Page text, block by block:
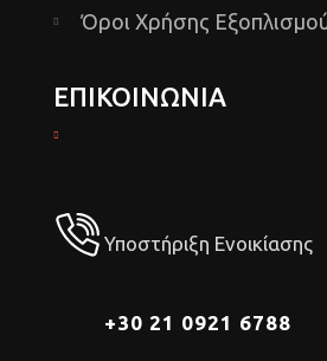
Όροι Χρήσης
ΕΠΙΚΟΙΝΩΝΙΑ
Υποστήριξη Ενοικίασης
+30 21 0921 6788